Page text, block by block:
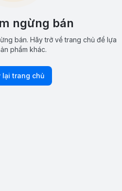
ngừng bán
bán. Hãy trở về trang chủ để lựa
phẩm khác.
lại trang chủ